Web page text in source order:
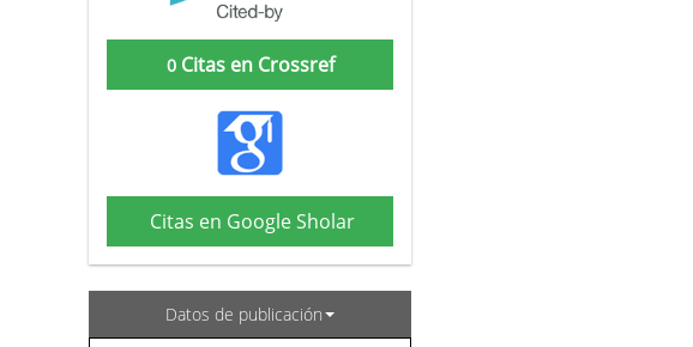
0Citas en Crossref
Citas en Google Sholar
Datos de publicación